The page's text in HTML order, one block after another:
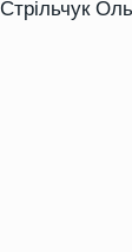
Стрільчук